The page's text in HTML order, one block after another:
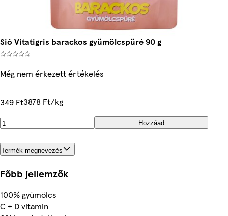
Sió Vitatigris barackos gyümölcspüré 90 g
Még nem érkezett értékelés
349 Ft3878 Ft/kg
Hozzáad
Termék megnevezés
Főbb jellemzők
100% gyümölcs
C + D vitamin